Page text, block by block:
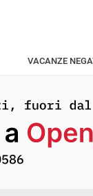
VACANZE